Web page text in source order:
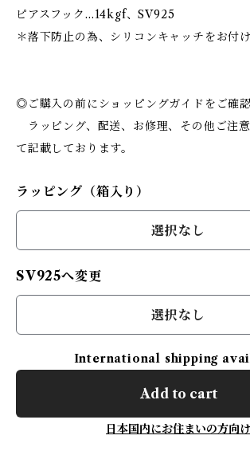
ピアスフック…14kgf、SV925
＊落下防止の為、シリコンキャッチをお付け
◎ご購入の前にショッピングガイドをご確認
ラッピング、配送、お修理、その他ご注
て記載しております。
ラッピング（箱入り）
選択なし
SV925へ変更
選択なし
International shipping
Add to cart
日本国内にお住まいの方向け